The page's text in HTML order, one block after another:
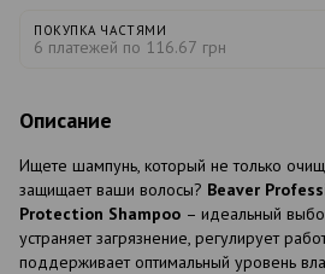
ПОКУПКА ЧАСТЯМИ
6 платежей по 116.67 грн
Описание
Ищете шампунь, который не только
защищает ваши волосы? Beaver
Protection Shampoo – идеальный
устраняет загрязнение, регулирует
поддерживает оптимальный уровень